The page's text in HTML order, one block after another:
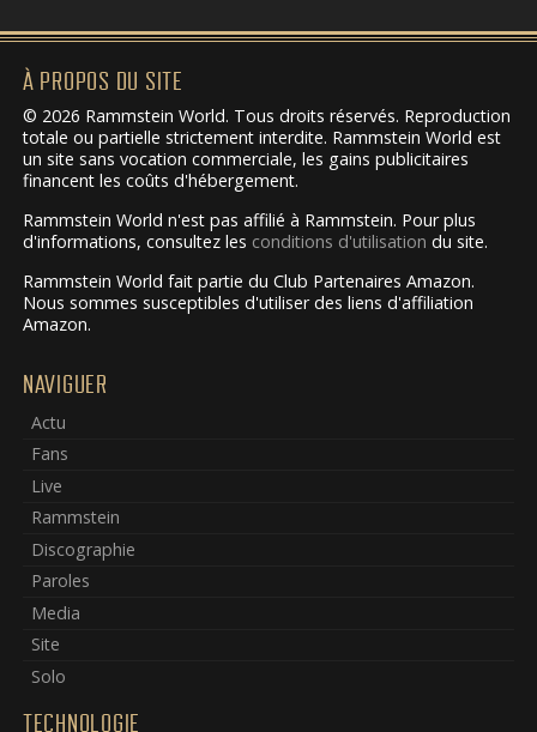
À PROPOS DU SITE
© 2026 Rammstein World. Tous droits réservés. Reproduction
totale ou partielle strictement interdite. Rammstein World est
un site sans vocation commerciale, les gains publicitaires
financent les coûts d'hébergement.
Rammstein World n'est pas affilié à Rammstein. Pour plus
d'informations, consultez les conditions d'utilisation du site.
Rammstein World fait partie du Club Partenaires Amazon.
Nous sommes susceptibles d'utiliser des liens d'affiliation
Amazon.
NAVIGUER
Actu
Fans
Live
Rammstein
Discographie
Paroles
Media
Site
Solo
TECHNOLOGIE